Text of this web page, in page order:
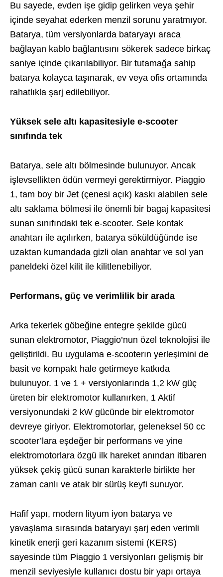
Bu sayede, evden işe gidip gelirken veya şehir
içinde seyahat ederken menzil sorunu yaratmıyor.
Batarya, tüm versiyonlarda bataryayı araca
bağlayan kablo bağlantısını sökerek sadece birkaç
saniye içinde çıkarılabiliyor. Bir tutamağa sahip
batarya kolayca taşınarak, ev veya ofis ortamında
rahatlıkla şarj edilebiliyor.
Yüksek sele altı kapasitesiyle e-scooter
sınıfında tek
Batarya, sele altı bölmesinde bulunuyor. Ancak
işlevsellikten ödün vermeyi gerektirmiyor. Piaggio
1, tam boy bir Jet (çenesi açık) kaskı alabilen sele
altı saklama bölmesi ile önemli bir bagaj kapasitesi
sunan sınıfındaki tek e-scooter. Sele kontak
anahtarı ile açılırken, batarya söküldüğünde ise
uzaktan kumandada gizli olan anahtar ve sol yan
paneldeki özel kilit ile kilitlenebiliyor.
Performans, güç ve verimlilik bir arada
Arka tekerlek göbeğine entegre şekilde gücü
sunan elektromotor, Piaggio’nun özel teknolojisi ile
geliştirildi. Bu uygulama e-scooterın yerleşimini de
basit ve kompakt hale getirmeye katkıda
bulunuyor. 1 ve 1 + versiyonlarında 1,2 kW güç
üreten bir elektromotor kullanırken, 1 Aktif
versiyonundaki 2 kW gücünde bir elektromotor
devreye giriyor. Elektromotorlar, geleneksel 50 cc
scooter’lara eşdeğer bir performans ve yine
elektromotorlara özgü ilk hareket anından itibaren
yüksek çekiş gücü sunan karakterle birlikte her
zaman canlı ve atak bir sürüş keyfi sunuyor.
Hafif yapı, modern lityum iyon batarya ve
yavaşlama sırasında bataryayı şarj eden verimli
kinetik enerji geri kazanım sistemi (KERS)
sayesinde tüm Piaggio 1 versiyonları gelişmiş bir
menzil seviyesiyle kullanıcı dostu bir yapı ortaya